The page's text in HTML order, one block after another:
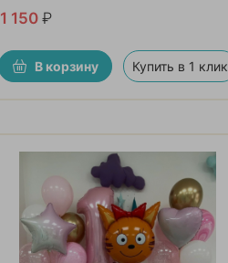
1 150 ₽
В корзину Купить в 1 клик